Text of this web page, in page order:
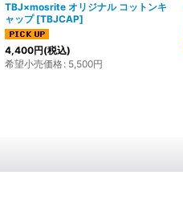
TBJ×mosrite オリジナル コットンキ
ャップ [TBJCAP]
4,400円(税込)
希望小売価格: 5,500円